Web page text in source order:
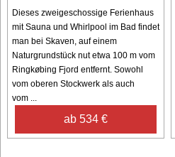
Dieses zweigeschossige Ferienhaus
mit Sauna und Whirlpool im Bad findet
man bei Skaven, auf einem
Naturgrundstück nut etwa 100 m vom
Ringkøbing Fjord entfernt. Sowohl
vom oberen Stockwerk als auch
vom ...
ab 534 €